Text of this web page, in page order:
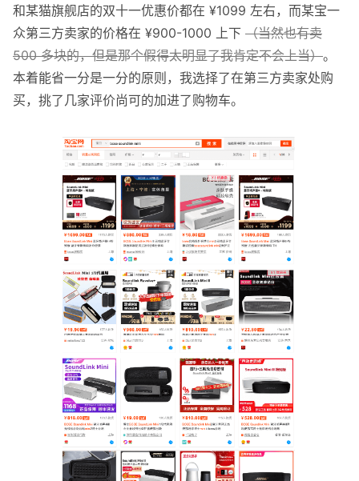
和某猫旗舰店的双十一优惠价都在 ¥1099 左右，而某宝一
众第三方卖家的价格在 ¥900-1000 上下 （当然也有卖
500 多块的，但是那个假得太明显了我肯定不会上当）。
本着能省一分是一分的原则，我选择了在第三方卖家处购
买，挑了几家评价尚可的加进了购物车。